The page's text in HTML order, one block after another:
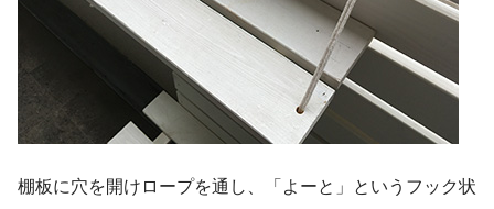
棚板に穴を開けロープを通し、「よーと」というフック状